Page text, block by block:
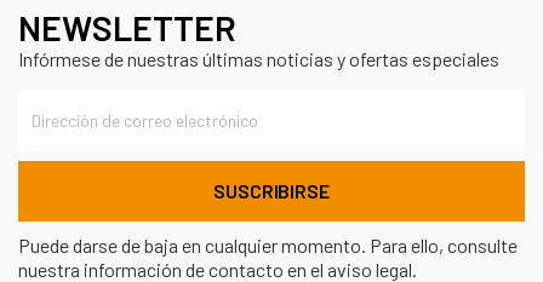
NEWSLETTER
Infórmese de nuestras últimas noticias y ofertas especiales
Puede darse de baja en cualquier momento. Para ello, consulte
nuestra información de contacto en el aviso legal.